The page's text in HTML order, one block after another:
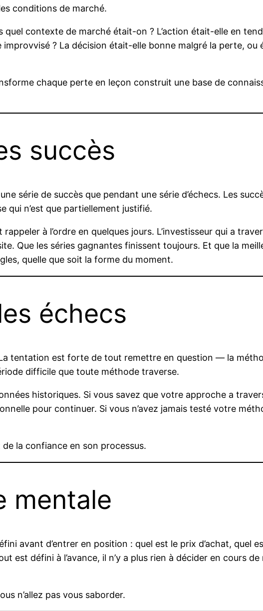
conditions de marché.
contexte de marché était-on ? L’action était-elle en
? La décision était-elle bonne malgré la perte, ou
chaque perte en leçon construit une base de
succès
série de succès que pendant une série d’échecs. Les
qui n’est que partiellement justifié.
à l’ordre en quelques jours. L’investisseur qui a
Que les séries gagnantes finissent toujours. Et que la
quelle que soit la forme du moment.
échecs
tentation est forte de tout remettre en question — la
difficile que toute méthode traverse.
historiques. Si vous savez que votre approche a
pour continuer. Si vous n’avez jamais testé votre
la confiance en son processus.
mentale
avant d’entrer en position : quel est le prix d’achat, quel
est défini à l’avance, il n’y a plus rien à décider en cours
n’allez pas vous saborder.